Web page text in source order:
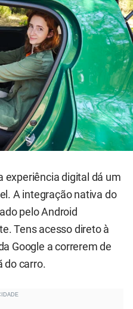
experiência digital dá um
A integração nativa do
pelo Android
Tens acesso direto à
Google a correrem de
do carro.